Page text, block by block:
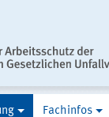
Fachinfos